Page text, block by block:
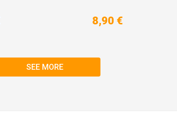
8,90 €
SEE MORE